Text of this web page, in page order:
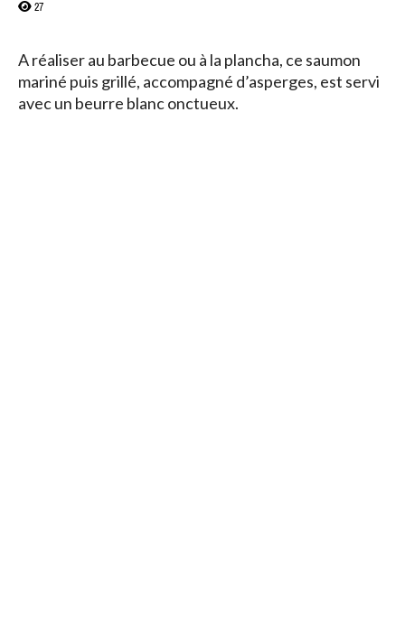
27
A réaliser au barbecue ou à la plancha, ce saumon
mariné puis grillé, accompagné d’asperges, est servi
avec un beurre blanc onctueux.